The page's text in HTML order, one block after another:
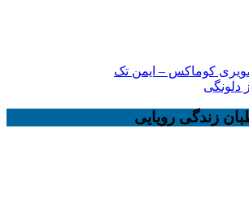
کوماکس – ایمن تک
دلونگی
زندگی رویایی